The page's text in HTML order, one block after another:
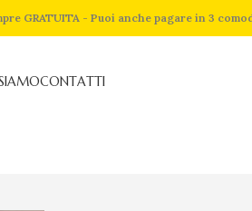
GRATUITA - Puoi anche pagare in 3
CONTATTI